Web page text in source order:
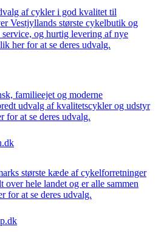
af cykler i god kvalitet til
Vestjyllands største cykelbutik og
og hurtig levering af nye
her for at se deres udvalg.
familieejet og moderne
udvalg af kvalitetscykler og udstyr
for at se deres udvalg.
største kæde af cykelforretninger
hele landet og er alle sammen
for at se deres udvalg.